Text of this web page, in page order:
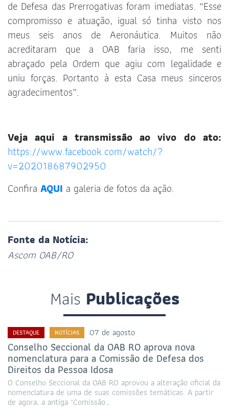
de Defesa das Prerrogativas foram imediatas. “Esse
compromisso e atuação, igual só tinha visto nos
meus seis anos de Aeronáutica. Muitos não
acreditaram que a OAB faria isso, me senti
abraçado pela Ordem que agiu com legalidade e
uniu forças. Portanto à esta Casa meus sinceros
agradecimentos”.
Veja aqui a transmissão ao vivo do ato:
https://www.facebook.com/watch/?
v=202018687902950
Confira AQUI a galeria de fotos da ação.
Fonte da Notícia:
Ascom OAB/RO
Mais Publicações
DESTAQUE NOTÍCIAS 07 de agosto
Conselho Seccional da OAB RO aprova nova
nomenclatura para a Comissão de Defesa dos
Direitos da Pessoa Idosa
O Conselho Seccional da OAB RO aprovou a alteração oficial da
nomenclatura de uma de suas comissões temáticas. A partir
de agora, a antiga "Comissão…